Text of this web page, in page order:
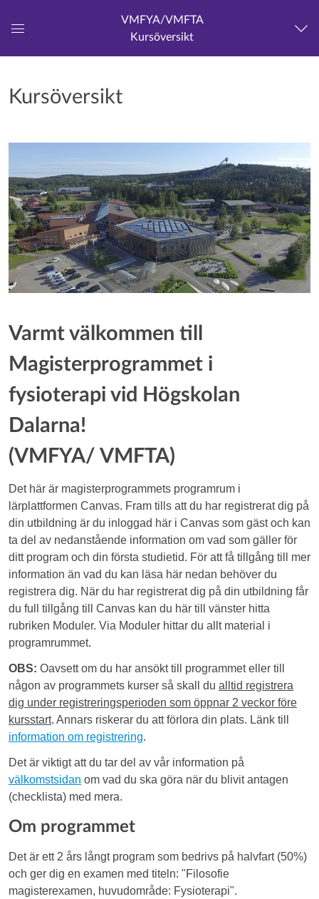
navigationsmeny
VMFYA/VMFTA
Kursöversikt
Kursöversikt
Varmt välkommen till
Magisterprogrammet i
fysioterapi vid Högskolan
Dalarna!
(VMFYA/ VMFTA)
Det här är magisterprogrammets programrum i
lärplattformen Canvas. Fram tills att du har registrerat dig på
din utbildning är du inloggad här i Canvas som gäst och kan
ta del av nedanstående information om vad som gäller för
ditt program och din första studietid. För att få tillgång till mer
information än vad du kan läsa här nedan behöver du
registrera dig. När du har registrerat dig på din utbildning får
du full tillgång till Canvas kan du här till vänster hitta
rubriken Moduler. Via Moduler hittar du allt material i
programrummet.
OBS: Oavsett om du har ansökt till programmet eller till
någon av programmets kurser så skall du alltid registrera
dig under registreringsperioden som öppnar 2 veckor före
kursstart. Annars riskerar du att förlora din plats. Länk till
information om registrering.
Det är viktigt att du tar del av vår information på
välkomstsidan om vad du ska göra när du blivit antagen
(checklista) med mera.
Om programmet
Det är ett 2 års långt program som bedrivs på halvfart (50%)
och ger dig en examen med titeln: "Filosofie
magisterexamen, huvudområde: Fysioterapi".